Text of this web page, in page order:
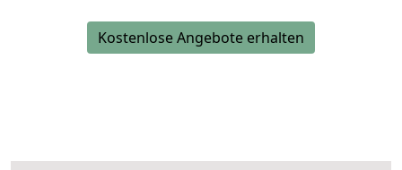
Kostenlose Angebote erhalten